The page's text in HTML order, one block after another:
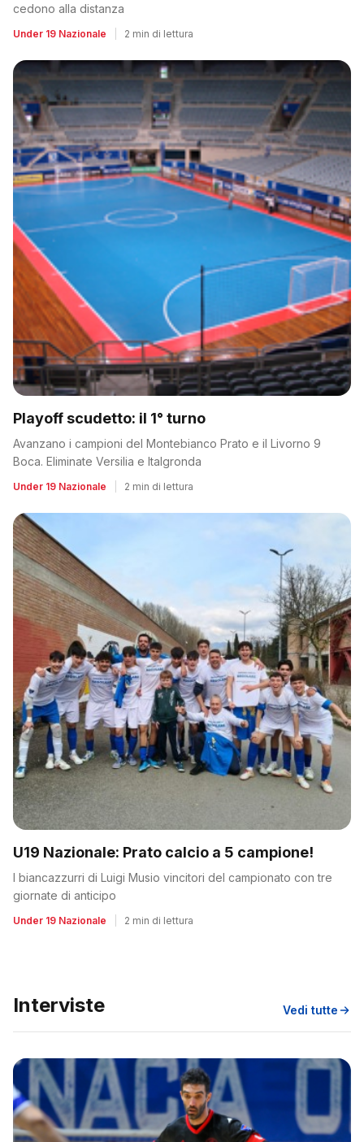
cedono alla distanza
Under 19 Nazionale 2 min di lettura
Playoff scudetto: il 1° turno
Avanzano i campioni del Montebianco Prato e il Livorno 9
Boca. Eliminate Versilia e Italgronda
Under 19 Nazionale 2 min di lettura
U19 Nazionale: Prato calcio a 5 campione!
I biancazzurri di Luigi Musio vincitori del campionato con tre
giornate di anticipo
Under 19 Nazionale 2 min di lettura
Interviste Vedi tutte